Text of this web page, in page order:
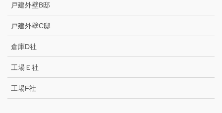
戸建外壁B邸
戸建外壁C邸
倉庫D社
工場Ｅ社
工場F社